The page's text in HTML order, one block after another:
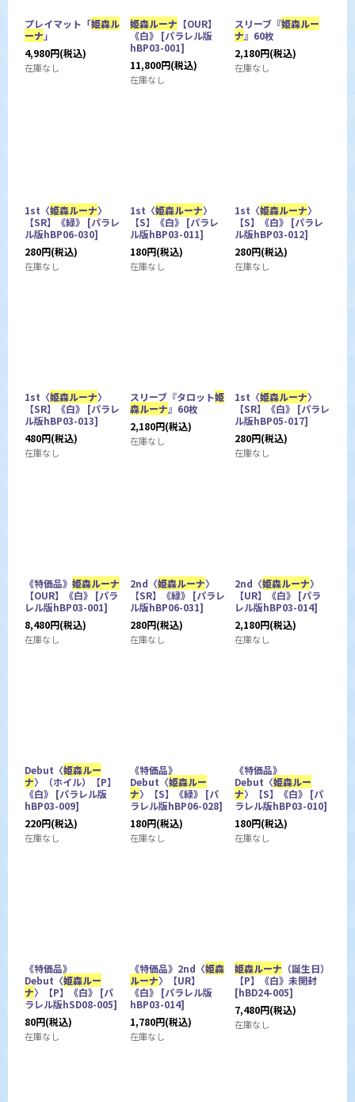
プレイマット「姫森ル
ーナ 」
4,980円(税込)
在庫なし
姫森ルーナ 【OUR】
《白》 [パラレル版
hBP03-001]
11,800円(税込)
在庫なし
スリーブ『姫森ルー
ナ』60枚
2,180円(税込)
在庫なし
1st〈姫森ルーナ〉
【SR】《緑》 [パラレ
ル版hBP06-030]
280円(税込)
在庫なし
1st〈姫森ルーナ〉
【S】《白》 [パラレ
ル版hBP03-011]
180円(税込)
在庫なし
1st〈姫森ルーナ〉
【S】《白》 [パラレ
ル版hBP03-012]
280円(税込)
在庫なし
1st〈姫森ルーナ〉
【SR】《白》 [パラレ
ル版hBP03-013]
480円(税込)
在庫なし
スリーブ『タロット姫
森ルーナ』60枚
2,180円(税込)
在庫なし
1st〈姫森ルーナ〉
【SR】《白》 [パラレ
ル版hBP05-017]
280円(税込)
在庫なし
《特価品》 姫森ルーナ
【OUR】《白》 [パラ
レル版hBP03-001]
8,480円(税込)
在庫なし
2nd〈姫森ルーナ〉
【SR】《緑》 [パラレ
ル版hBP06-031]
280円(税込)
在庫なし
2nd〈姫森ルーナ〉
【UR】《白》 [パラ
レル版hBP03-014]
2,180円(税込)
在庫なし
Debut〈姫森ルー
ナ〉（ホイル）【P】
《白》 [パラレル版
hBP03-009]
220円(税込)
在庫なし
《特価品》
Debut〈姫森ルー
ナ〉【S】《緑》 [パ
ラレル版hBP06-028]
180円(税込)
在庫なし
《特価品》
Debut〈姫森ルー
ナ〉【S】《白》 [パ
ラレル版hBP03-010]
180円(税込)
在庫なし
《特価品》
Debut〈姫森ルー
ナ〉【P】《白》 [パ
ラレル版hSD08-005]
80円(税込)
在庫なし
《特価品》2nd〈姫森
ルーナ〉【UR】
《白》 [パラレル版
hBP03-014]
1,780円(税込)
在庫なし
姫森ルーナ （誕生日）
【P】《白》未開封
[hBD24-005]
7,480円(税込)
在庫なし